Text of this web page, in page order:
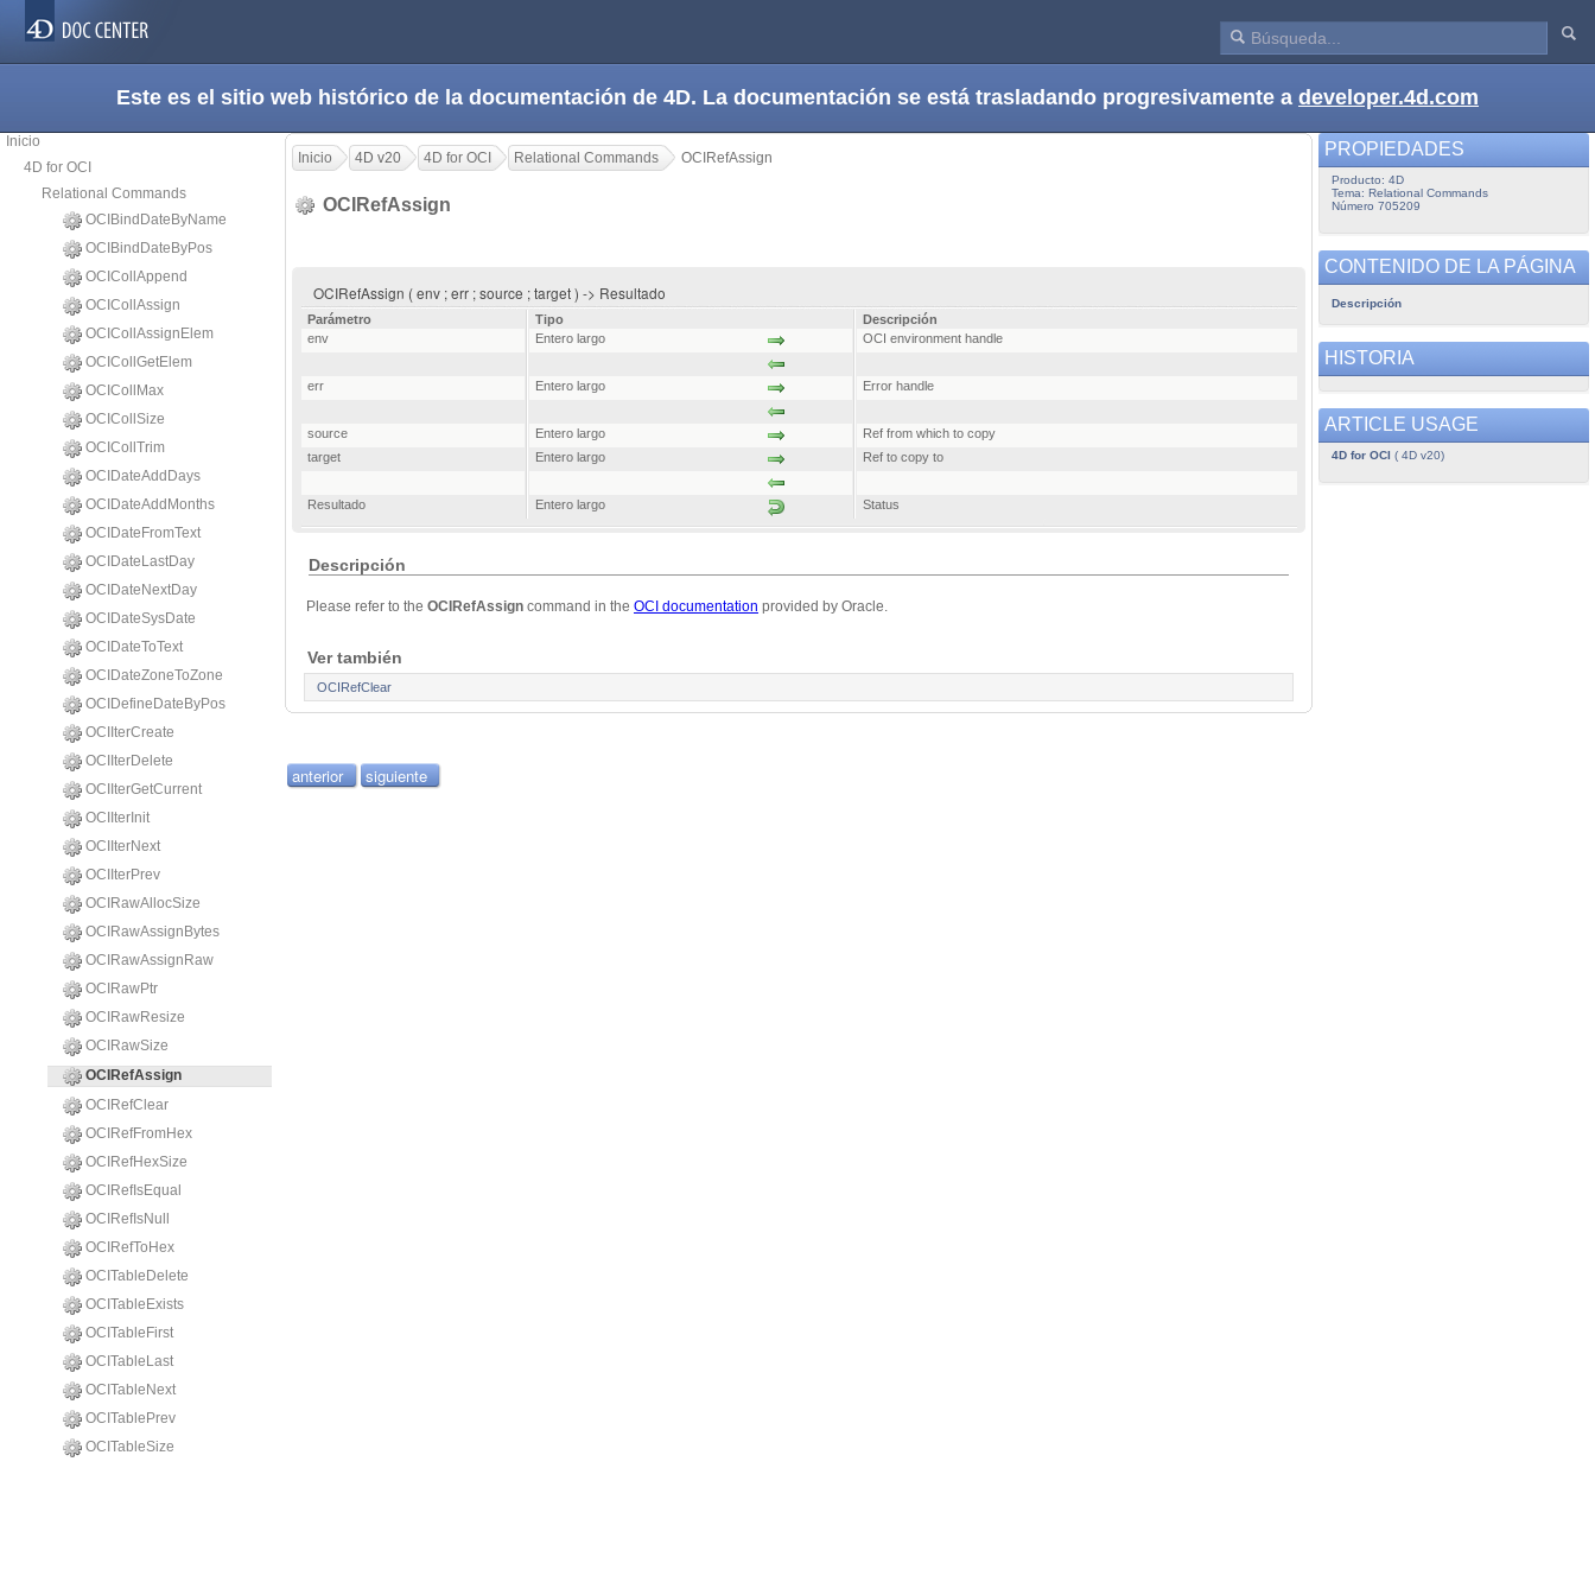
Este es el sitio web histórico de la documentación de 4D. La documentación se está trasladando progresivamente a developer.4d.com
Inicio
4D for OCI
Relational Commands
OCIBindDateByName
OCIBindDateByPos
OCICollAppend
OCICollAssign
OCICollAssignElem
OCICollGetElem
OCICollMax
OCICollSize
OCICollTrim
OCIDateAddDays
OCIDateAddMonths
OCIDateFromText
OCIDateLastDay
OCIDateNextDay
OCIDateSysDate
OCIDateToText
OCIDateZoneToZone
OCIDefineDateByPos
OCIIterCreate
OCIIterDelete
OCIIterGetCurrent
OCIIterInit
OCIIterNext
OCIIterPrev
OCIRawAllocSize
OCIRawAssignBytes
OCIRawAssignRaw
OCIRawPtr
OCIRawResize
OCIRawSize
OCIRefAssign
OCIRefClear
OCIRefFromHex
OCIRefHexSize
OCIRefIsEqual
OCIRefIsNull
OCIRefToHex
OCITableDelete
OCITableExists
OCITableFirst
OCITableLast
OCITableNext
OCITablePrev
OCITableSize
Inicio 4D v20 4D for OCI Relational Commands OCIRefAssign
OCIRefAssign
OCIRefAssign ( env ; err ; source ; target ) -> Resultado
Parámetro Tipo
Descripción
env
Entero largo OCI environment handle
err Entero largo Error handle
source Entero largo
Ref from which to copy
target
Entero largo Ref to copy to
Resultado Entero largo Status
Descripción
Please refer to the OCIRefAssign command in the OCI documentation provided by Oracle.
Ver también
OCIRefClear
anterior siguiente
PROPIEDADES
Producto: 4D
Tema: Relational Commands
Número 705209
CONTENIDO DE LA PÁGINA
Descripción
HISTORIA
ARTICLE USAGE
4D for OCI ( 4D v20)